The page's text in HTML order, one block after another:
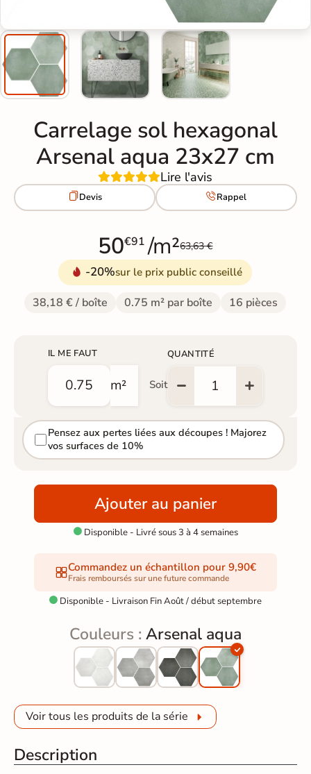
Carrelage sol hexagonal
Arsenal aqua 23x27 cm
Lire l'avis
Devis Rappel
50€91 /m²63,63 €
-20%sur le prix public conseillé
38,18 € / boîte 0.75 m² par boîte 16 pièces
IL ME FAUT
m² Soit
QUANTITÉ
Pensez aux pertes liées aux découpes ! Majorez
vos surfaces de 10%
Ajouter au panier
Disponible - Livré sous 3 à 4 semaines
Commandez un échantillon pour 9,90€
Frais remboursés sur une future commande
 Disponible - Livraison Fin Août / début septembre
Couleurs : Arsenal aqua
Voir tous les produits de la série
Description